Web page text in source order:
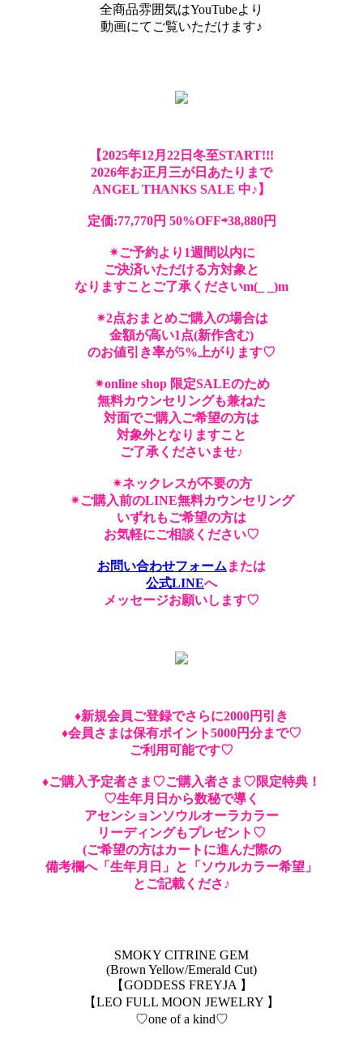
全商品雰囲気はYouTubeより
動画にてご覧いただけます♪
【2025年12月22日冬至START!!!
2026年お正月三が日あたりまで
ANGEL THANKS SALE 中♪】
定価:77,770円 50%OFF⇨38,880円
✴︎ご予約より1週間以内に
ご決済いただける方対象と
なりますことご了承くださいm(_ _)m
✴︎2点おまとめご購入の場合は
金額が高い1点(新作含む)
のお値引き率が5%上がります♡
✴︎online shop 限定SALEのため
無料カウンセリングも兼ねた
対面でご購入ご希望の方は
対象外となりますこと
ご了承くださいませ♪
✴︎ネックレスが不要の方
✴︎ご購入前のLINE無料カウンセリング
いずれもご希望の方は
お気軽にご相談ください♡
お問い合わせフォーム または
公式LINEへ
メッセージお願いします♡
♦︎新規会員ご登録でさらに2000円引き
♦︎会員さまは保有ポイント5000円分まで♡
ご利用可能です♡
♦︎ご購入予定者さま♡ご購入者さま♡限定特典！
♡生年月日から数秘で導く
アセンションソウルオーラカラー
リーディングもプレゼント♡
(ご希望の方はカートに進んだ際の
備考欄へ「生年月日」と「ソウルカラー希望」
とご記載くださ♪
SMOKY CITRINE GEM
(Brown Yellow/Emerald Cut)
【GODDESS FREYJA 】
【LEO FULL MOON JEWELRY 】
♡one of a kind♡